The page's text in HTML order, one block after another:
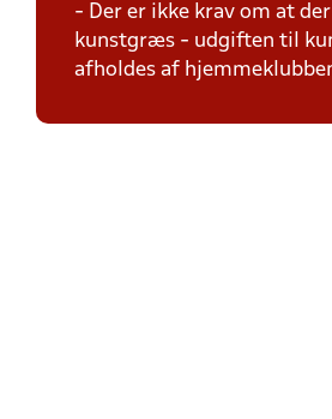
- Der er ikke krav om at
kunstgræs - udgiften til
afholdes af